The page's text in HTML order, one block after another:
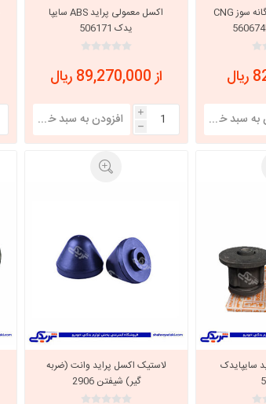
و
و
خانواده پیکان، آردی و آریسان
مشترک پیکان، آردی و آریسان
تخصصی آردی
تخصصی آریسان
خودروهای چینی
اکسل عقب پراید دوگانه سوز CNG
اکسل معمولی پراید ABS سایپا
یدک 506171
از 89,270,000 ریال
i
h
سایپایدک
لاستیک اکسل پراید وانت (ضربه
گیر) شیفتن 2906